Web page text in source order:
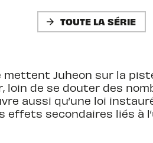
arrow_forward TOUTE LA SÉRIE
Juheon sur la
loin de se douter des
aussi qu’une loi
effets secondaires liés à